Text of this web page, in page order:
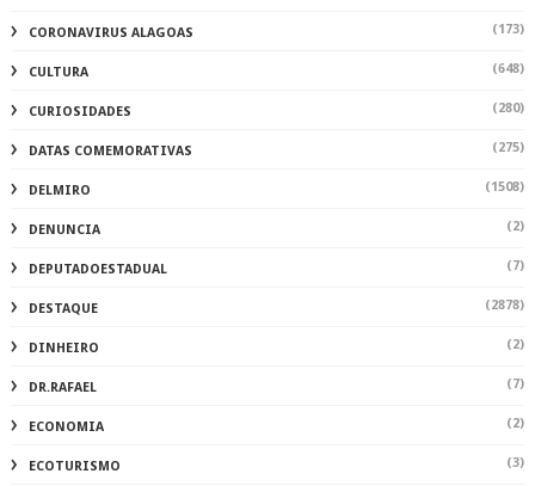
CORONAVIRUS ALAGOAS (173)
CULTURA (648)
CURIOSIDADES (280)
DATAS COMEMORATIVAS (275)
DELMIRO (1508)
DENUNCIA (2)
DEPUTADOESTADUAL (7)
DESTAQUE (2878)
DINHEIRO (2)
DR.RAFAEL (7)
ECONOMIA (2)
ECOTURISMO (3)